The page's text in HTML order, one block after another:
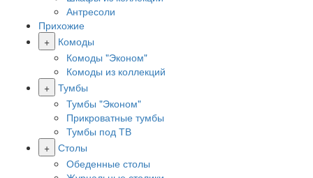
Антресоли
Прихожие
+
Комоды
Комоды "Эконом"
Комоды из коллекций
+ Тумбы
Тумбы "Эконом"
Прикроватные тумбы
Тумбы под ТВ
+ Столы
Обеденные столы